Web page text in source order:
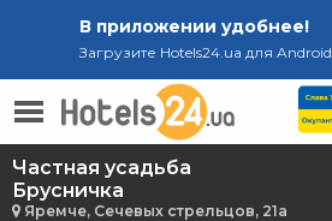
В приложении удобнее!
Загрузите Hotels24.ua для Android
Частная усадьба
Брусничка
Яремче, Сечевых стрельцов, 21а